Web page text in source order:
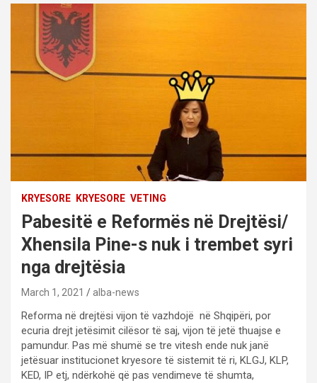
KRYESORE KRYESORE VETING
Pabesitë e Reformës në Drejtësi/
Xhensila Pine-s nuk i trembet syri
nga drejtësia
March 1, 2021 alba-news
Reforma në drejtësi vijon të vazhdojë në Shqipëri, por
ecuria drejt jetësimit cilësor të saj, vijon të jetë thuajse e
pamundur. Pas më shumë se tre vitesh ende nuk janë
jetësuar institucionet kryesore të sistemit të ri, KLGJ, KLP,
KED, IP etj, ndërkohë që pas vendimeve të shumta,